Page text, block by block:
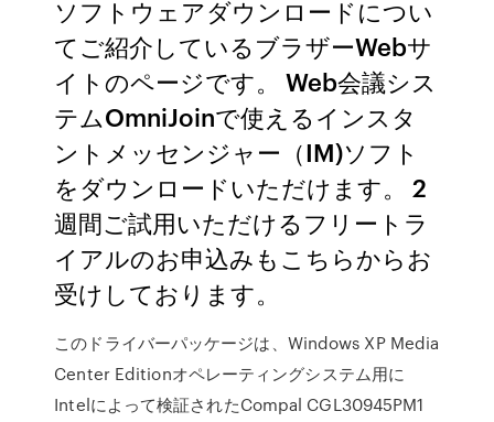
ソフトウェアダウンロードについ
てご紹介しているブラザーWebサ
イトのページです。 Web会議シス
テムOmniJoinで使えるインスタ
ントメッセンジャー（IM)ソフト
をダウンロードいただけます。 2
週間ご試用いただけるフリートラ
イアルのお申込みもこちらからお
受けしております。
このドライバーパッケージは、Windows XP Media
Center Editionオペレーティングシステム用に
Intelによって検証されたCompal CGL30945PM1